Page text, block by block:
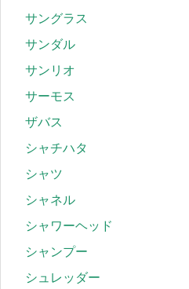
サングラス
サンダル
サンリオ
サーモス
ザバス
シャチハタ
シャツ
シャネル
シャワーヘッド
シャンプー
シュレッダー